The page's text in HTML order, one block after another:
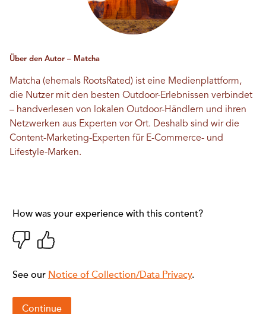
Über den Autor – Matcha
Matcha (ehemals RootsRated) ist eine Medienplattform,
die Nutzer mit den besten Outdoor-Erlebnissen verbindet
– handverlesen von lokalen Outdoor-Händlern und ihren
Netzwerken aus Experten vor Ort. Deshalb sind wir die
Content-Marketing-Experten für E-Commerce- und
Lifestyle-Marken.